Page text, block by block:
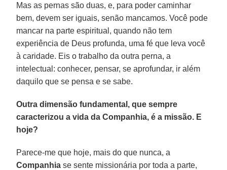
Mas as pernas são duas, e, para poder caminhar
bem, devem ser iguais, senão mancamos. Você pode
mancar na parte espiritual, quando não tem
experiência de Deus profunda, uma fé que leva você
à caridade. Eis o trabalho da outra perna, a
intelectual: conhecer, pensar, se aprofundar, ir além
daquilo que se pensa e se sabe.
Outra dimensão fundamental, que sempre
caracterizou a vida da Companhia, é a missão. E
hoje?
Parece-me que hoje, mais do que nunca, a
Companhia se sente missionária por toda a parte,